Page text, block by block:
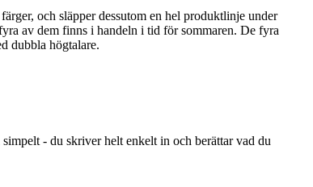
och släpper dessutom en hel produktlinje under
av dem finns i handeln i tid för sommaren. De fyra
dubbla högtalare.
- du skriver helt enkelt in och berättar vad du